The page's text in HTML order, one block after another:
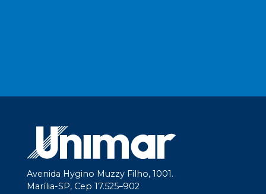
Avenida Hygino Muzzy Filho, 1001.
Marília-SP, Cep 17.525–902